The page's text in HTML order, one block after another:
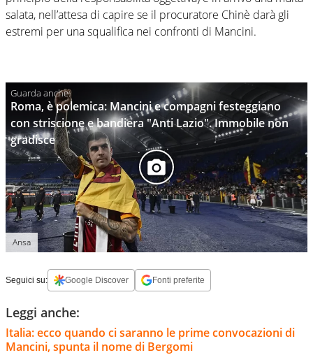
salata, nell’attesa di capire se il procuratore Chinè darà gli
estremi per una squalifica nei confronti di Mancini.
Roma, è polemica: Mancini e compagni festeggiano
con striscione e bandiera "Anti Lazio". Immobile non
gradisce
Ansa
Seguici su: Google Discover Fonti preferite
Leggi anche:
Italia: ecco quando ci saranno le prime convocazioni di
Mancini, spunta il nome di Bergomi